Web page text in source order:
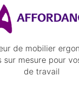
de mobilier
sur mesure pour
de travail